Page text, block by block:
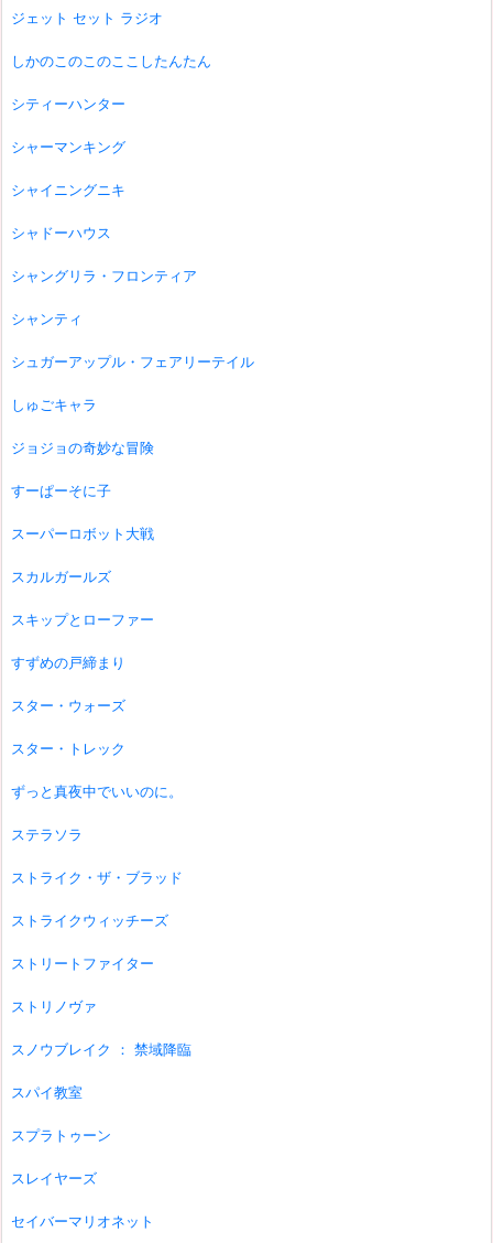
ジェット セット ラジオ
しかのこのこのここしたんたん
シティーハンター
シャーマンキング
シャイニングニキ
シャドーハウス
シャングリラ・フロンティア
シャンティ
シュガーアップル・フェアリーテイル
しゅごキャラ
ジョジョの奇妙な冒険
すーぱーそに子
スーパーロボット大戦
スカルガールズ
スキップとローファー
すずめの戸締まり
スター・ウォーズ
スター・トレック
ずっと真夜中でいいのに。
ステラソラ
ストライク・ザ・ブラッド
ストライクウィッチーズ
ストリートファイター
ストリノヴァ
スノウブレイク ： 禁域降臨
スパイ教室
スプラトゥーン
スレイヤーズ
セイバーマリオネット